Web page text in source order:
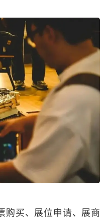
购买、展位申请、展商